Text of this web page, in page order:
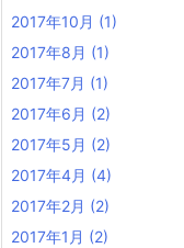
2017年10月 (1)
2017年8月 (1)
2017年7月 (1)
2017年6月 (2)
2017年5月 (2)
2017年4月 (4)
2017年2月 (2)
2017年1月 (2)